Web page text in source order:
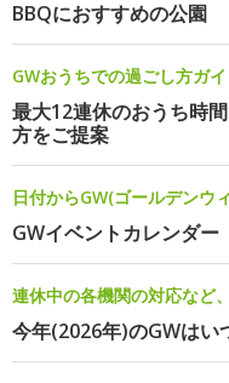
BBQにおすすめの公園
GWおうちでの過ごし方ガ
最大12連休のおうち時
方をご提案
日付からGW(ゴールデンウ
GWイベントカレンダー
連休中の各機関の対応など
今年(2026年)のGWはい